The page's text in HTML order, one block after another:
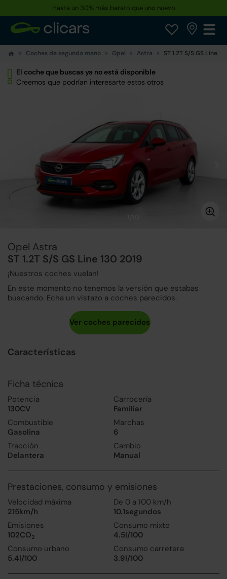
Hasta un 30% más barato que uno nuevo
Coches de segunda mano Opel Astra ST 1.2T S/S GS Line
El coche que buscas ya no está disponible
Creemos que podrían interesarte estos otros
Opel Astra
ST 1.2T S/S GS Line 130 2019
¡Nuestros coches vuelan!
En este momento no tenemos la versión que estabas
buscando. Echa un vistazo a coches parecidos.
Características
Ficha técnica
Potencia
130CV
Carrocería
Familiar
Combustible
Gasolina
Marchas
6
Tracción
Delantera
Cambio
Manual
Prestaciones, consumo y emisiones
Velocidad máxima
215km/h
De 0 a 100 km/h
10.1segundos
Emisiones
102CO2
Consumo mixto
4.5l/100
Consumo urbano
5.4l/100
Consumo carretera
3.9l/100